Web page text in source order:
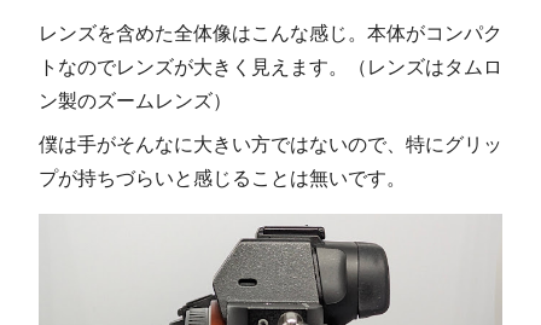
レンズを含めた全体像はこんな感じ。本体がコンパク
トなのでレンズが大きく見えます。（レンズはタムロ
ン製のズームレンズ）
僕は手がそんなに大きい方ではないので、特にグリッ
プが持ちづらいと感じることは無いです。